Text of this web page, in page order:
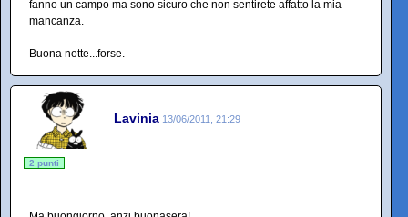
fanno un campo ma sono sicuro che non sentirete affatto la mia
mancanza.
Buona notte...forse.
Lavinia 13/06/2011, 21:29
2 punti